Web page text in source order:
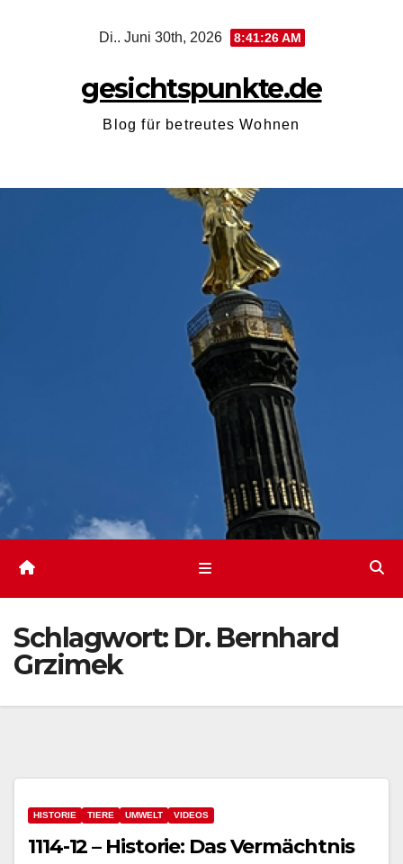
Di.. Juni 30th, 2026 8:41:27 AM
gesichtspunkte.de
Blog für betreutes Wohnen
Schlagwort: Dr. Bernhard
Grzimek
HISTORIE TIERE UMWELT VIDEOS
1114-12 – Historie: Das Vermächtnis